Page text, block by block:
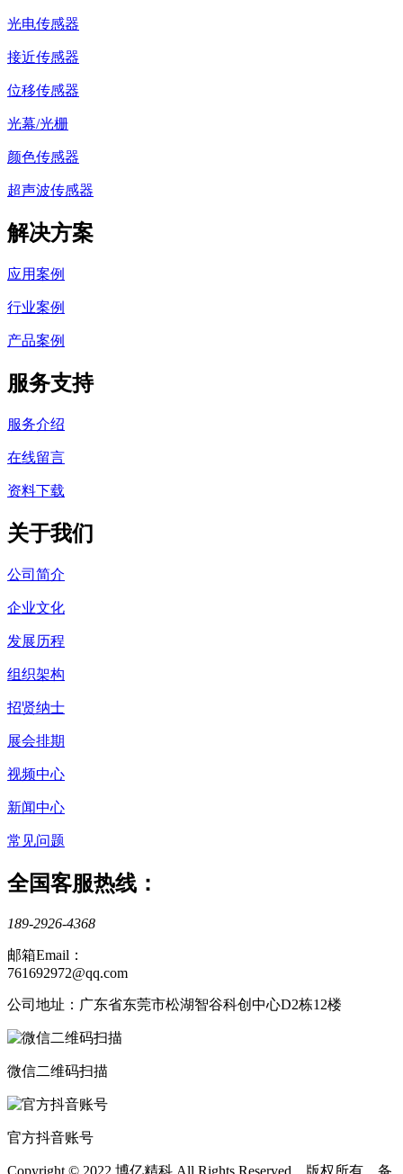
光电传感器
接近传感器
位移传感器
光幕/光栅
颜色传感器
超声波传感器
解决方案
应用案例
行业案例
产品案例
服务支持
服务介绍
在线留言
资料下载
关于我们
公司简介
企业文化
发展历程
组织架构
招贤纳士
展会排期
视频中心
新闻中心
常见问题
全国客服热线：
189-2926-4368
邮箱Email：
761692972@qq.com
公司地址：广东省东莞市松湖智谷科创中心D2栋12楼
微信二维码扫描
官方抖音账号
Copyright © 2022 博亿精科 All Rights Reserved 版权所有 备